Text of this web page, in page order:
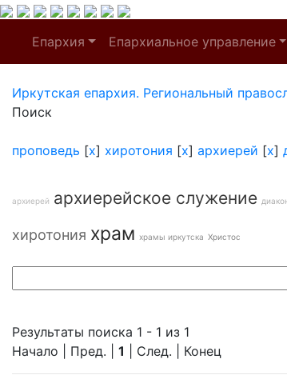
Епархия Епархиальное управление
Иркутская епархия. Региональный
Поиск
проповедь [x] хиротония [x] архиерей [x]
архиерей архиерейское служение
хиротония храм храмы иркутска Христос
Результаты поиска 1 - 1 из 1
Начало | Пред. | 1 | След. | Конец